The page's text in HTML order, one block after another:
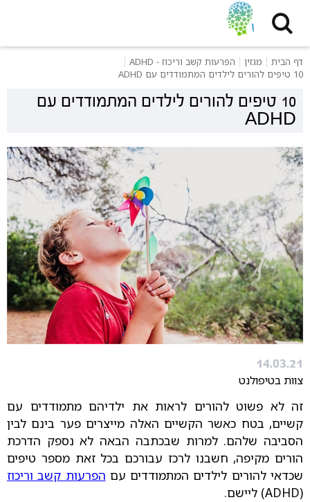
דף הבית מגזין
הפרעות קשב וריכוז - ADHD
10 טיפים להורים לילדים המתמודדים עם ADHD
10 טיפים להורים לילדים המתמודדים עם
ADHD
14.03.21
צוות בטיפולנט
זה לא פשוט להורים לראות את ילדיהם מתמודדים עם
קשיים, בטח כאשר הקשיים האלה מייצרים פער בינם לבין
הסביבה שלהם. למרות שבכתבה הבאה לא נספק הדרכת
הורים מקיפה, חשבנו לרכז עבורכם בכל זאת מספר טיפים
שכדאי להורים לילדים המתמודדים עם הפרעות קשב וריכוז
(ADHD) ליישם.